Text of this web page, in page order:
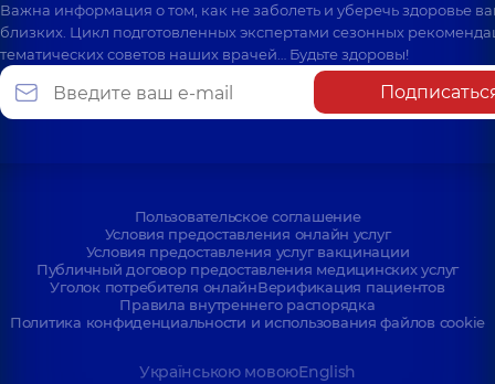
Важна информация о том, как не заболеть и уберечь здоровье
близких. Цикл подготовленных экспертами сезонных
тематических советов наших врачей… Будьте здоровы!
Пользовательское соглашение
Условия предоставления онлайн услуг
Условия предоставления услуг вакцинации
Публичный договор предоставления медицинских услуг
Уголок потребителя онлайнВерификация пациентов
Правила внутреннего распорядка
Политика конфиденциальности и использования файлов cookie
Українською мовоюEnglish